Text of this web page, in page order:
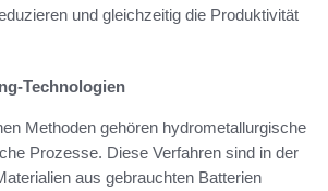
und gleichzeitig die Produktivität
Technologien
Methoden gehören hydrometallurgische
Prozesse. Diese Verfahren sind in der
aus gebrauchten Batterien